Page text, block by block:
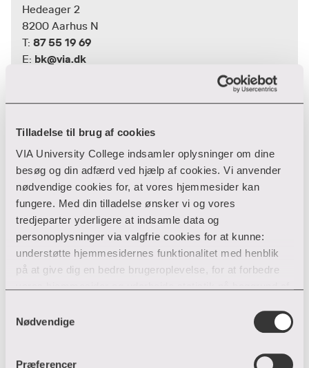
Tilladelse til brug af cookies
VIA University College indsamler oplysninger om dine
besøg og din adfærd ved hjælp af cookies. Vi anvender
nødvendige cookies for, at vores hjemmesider kan
fungere. Med din tilladelse ønsker vi og vores
tredjeparter yderligere at indsamle data og
personoplysninger via valgfrie cookies for at kunne:
understøtte hjemmesidernes funktionalitet med henblik
på at give dig en bedre brugeroplevelse, for at forbedre
hjemmesider og sociale netværk.
Du kan til enhver tid til- og fravælge cookies eller trække
Nødvendige
Præferencer
Hedeager 2
8200 Aarhus N
T: 87 55 19 69
E: bk@via.dk
Efter- og videreuddannelse
Hedeager 2
8200 Aarhus N
T:87 55 18 95
E:bila@via.dk